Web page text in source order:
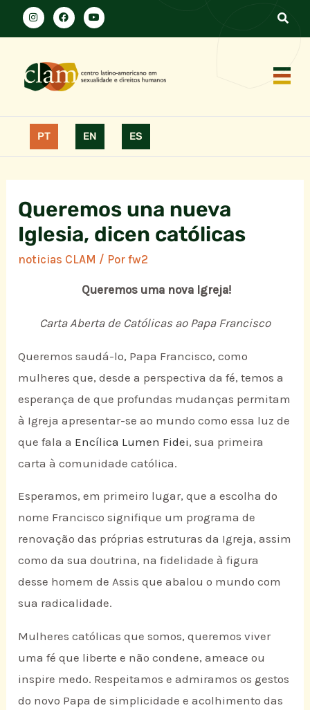
PT EN ES
Queremos una nueva
Iglesia, dicen católicas
noticias CLAM / Porfw2
Queremos uma nova Igreja!
Carta Aberta de Católicas ao Papa Francisco
Queremos saudá-lo, Papa Francisco, como
mulheres que, desde a perspectiva da fé, temos a
esperança de que profundas mudanças permitam
à Igreja apresentar-se ao mundo como essa luz de
que fala a Encílica Lumen Fidei, sua primeira
carta à comunidade católica.
Esperamos, em primeiro lugar, que a escolha do
nome Francisco signifique um programa de
renovação das próprias estruturas da Igreja, assim
como da sua doutrina, na fidelidade à figura
desse homem de Assis que abalou o mundo com
sua radicalidade.
Mulheres católicas que somos, queremos viver
uma fé que liberte e não condene, ameace ou
inspire medo. Respeitamos e admiramos os gestos
do novo Papa de simplicidade e acolhimento das